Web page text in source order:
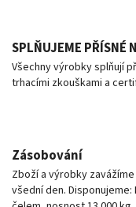
SPLŇUJEME PŘÍSNÉ
Všechny výrobky splňují
trhacími zkouškami a
Zásobování
Zboží a výrobky
všední den.